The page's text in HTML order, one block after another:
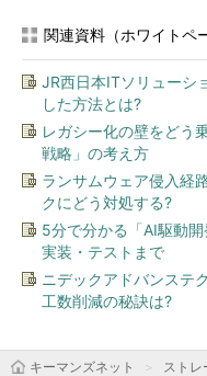
関連資料（ホワイトペ
JR西日本ITソリューシ
した方法とは?
レガシー化の壁をどう
戦略」の考え方
ランサムウェア侵入経
クにどう対処する?
5分で分かる「AI駆動
実装・テストまで
ニデックアドバンステ
工数削減の秘訣は?
キーマンズネット ストレ